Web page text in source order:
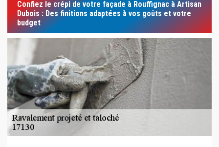
Confiez le crépi de votre façade à Rouffignac à Artisan
Dubois : Des finitions adaptées à vos goûts et votre
budget